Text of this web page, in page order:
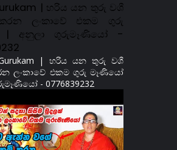
| හරිය යන තුරු වශී
ලංකාවේ එකම ගුරු
| අනුලා ගුරුමෑණියෝ -
| හරිය යන තුරු වශී
ලංකාවේ එකම ගුරු මෑණියෝ
- 0776839232